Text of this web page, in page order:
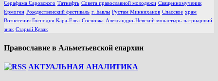
Серафима Саровского Татнефть Совета православной молодежи Священномученик
Ермоген Рождественский фестиваль г. Бавлы Рустам Минниханов Спасское храм
Вознесения Господня Кара-Елга Сосновка Александро-Невский монастырь патриарший
знак Старый Кувак
Православие в Альметьевской епархии
АКТУАЛЬНАЯ АНАЛИТИКА